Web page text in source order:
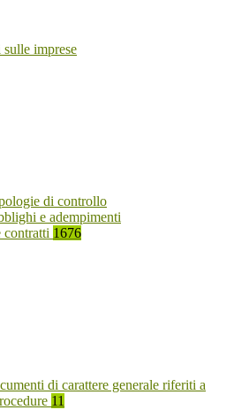
imprese
di controllo
e adempimenti
contratti 1676
di carattere generale riferiti a
11